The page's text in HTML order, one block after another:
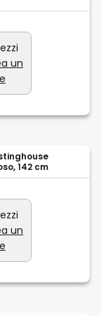
un
142 cm
un